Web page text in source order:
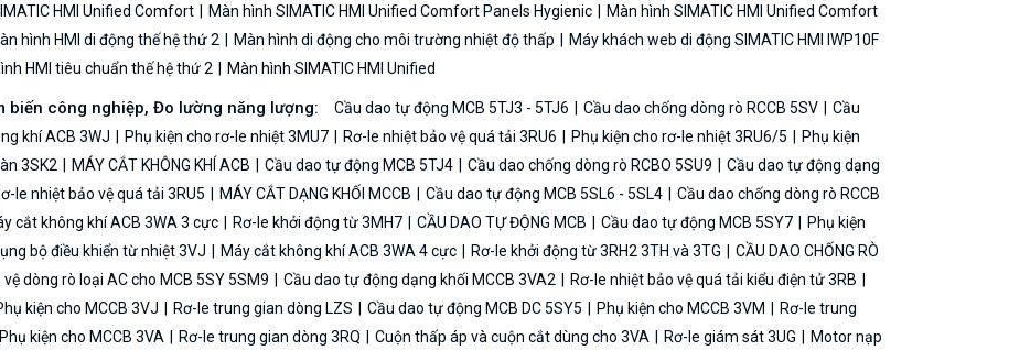
HMI Unified Comfort Màn hình SIMATIC HMI Unified Comfort Panels Hygienic
Màn hình SIMATIC HMI Unified Comfort
hình HMI di động thế hệ thứ 2 Màn hình di động cho môi trường nhiệt độ thấp
Máy khách web di động SIMATIC HMI IWP10F
HMI tiêu chuẩn thế hệ thứ 2 Màn hình SIMATIC HMI Unified
biến công nghiệp, Đo lường năng lượng: Cầu dao tự động MCB 5TJ3 - 5TJ6 Cầu dao chống dòng rò RCCB 5SV
Cầu
khí ACB 3WJ Phụ kiện cho rơ-le nhiệt 3MU7 Rơ-le nhiệt bảo vệ quá tải 3RU6 Phụ kiện cho rơ-le nhiệt 3RU6/5
Phụ kiện
3SK2 MÁY CẮT KHÔNG KHÍ ACB Cầu dao tự động MCB 5TJ4 Cầu dao chống dòng rò RCBO 5SU9
Cầu dao tự động dạng
le nhiệt bảo vệ quá tải 3RU5 MÁY CẮT DẠNG KHỐI MCCB Cầu dao tự động MCB 5SL6 - 5SL4
Cầu dao chống dòng rò RCCB
cắt không khí ACB 3WA 3 cực Rơ-le khởi động từ 3MH7 CẦU DAO TỰ ĐỘNG MCB Cầu dao tự động MCB 5SY7
Phụ kiện
bộ điều khiển từ nhiệt 3VJ Máy cắt không khí ACB 3WA 4 cực Rơ-le khởi động từ 3RH2 3TH và 3TG
CẦU DAO CHỐNG RÒ
vệ dòng rò loại AC cho MCB 5SY 5SM9 Cầu dao tự động dạng khối MCCB 3VA2
Rơ-le nhiệt bảo vệ quá tải kiểu điện tử 3RB
kiện cho MCCB 3VJ Rơ-le trung gian dòng LZS Cầu dao tự động MCB DC 5SY5 Phụ kiện cho MCCB 3VM
Rơ-le trung
Phụ kiện cho MCCB 3VA Rơ-le trung gian dòng 3RQ Cuộn thấp áp và cuộn cắt dùng cho 3VA Rơ-le giám sát 3UG Motor nạp